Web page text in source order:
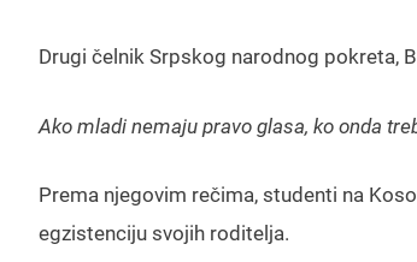
Drugi čelnik Srpskog narodnog pokreta,
Ako mladi nemaju pravo glasa, ko onda
Prema njegovim rečima, studenti na
egzistenciju svojih roditelja.